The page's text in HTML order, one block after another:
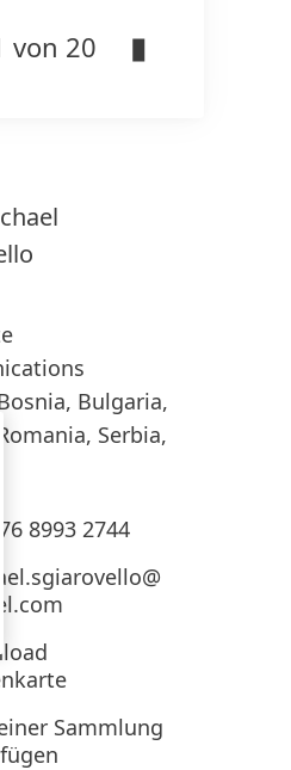
von 20
Bulgaria,
Serbia,
8993 2744
Sammlung